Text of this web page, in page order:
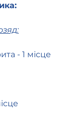
- 1 місце